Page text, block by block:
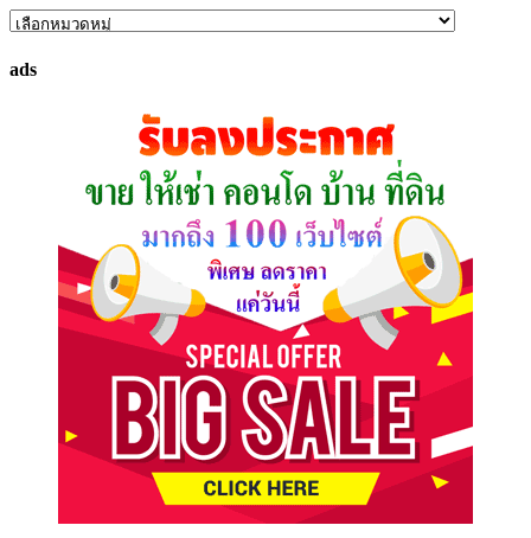
ค้นหา
ที่
ads